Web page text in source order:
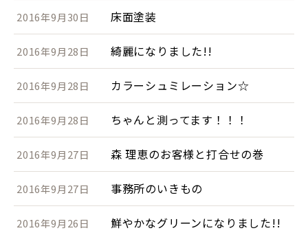
2016年9月30日 床面塗装
2016年9月28日 綺麗になりました!!
2016年9月28日 カラーシュミレーション☆
2016年9月28日 ちゃんと測ってます！！！
2016年9月27日 森 理恵のお客様と打合せの巻
2016年9月27日 事務所のいきもの
2016年9月26日 鮮やかなグリーンになりました!!